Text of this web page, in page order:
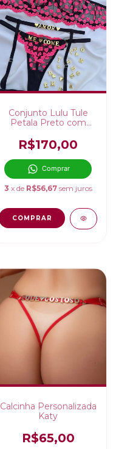
Conjunto Lulu Tule
Petala Preto com
R$170,00
Comprar
3 x de R$56,67 sem juros
COMPRAR
Calcinha Personalizada
Katy
R$65,00